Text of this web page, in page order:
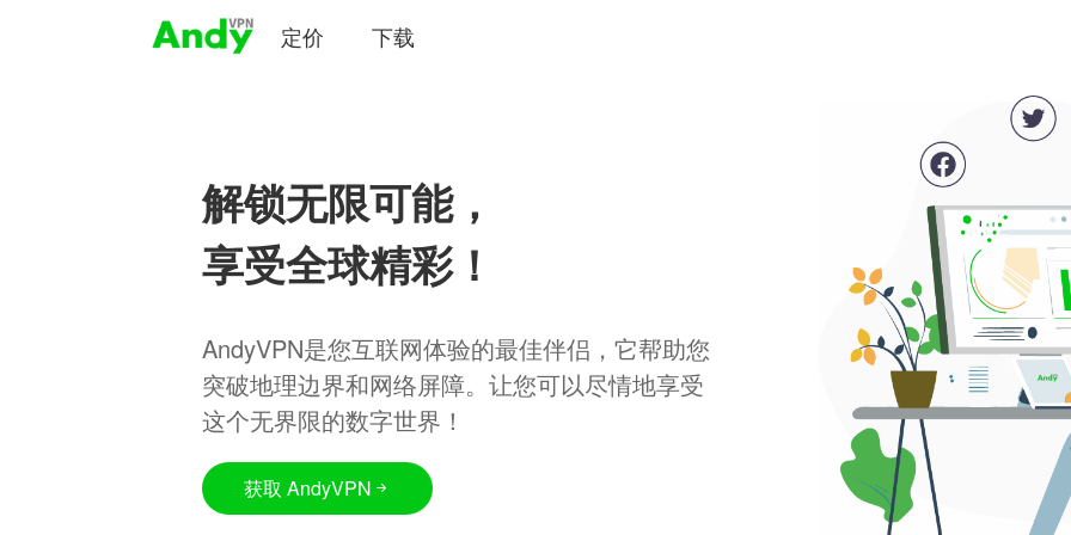
定价 下载
解锁无限可能，
享受全球精彩！
AndyVPN是您互联网体验的最佳伴侣，它帮助您
突破地理边界和网络屏障。让您可以尽情地享受
这个无界限的数字世界！
获取 AndyVPN